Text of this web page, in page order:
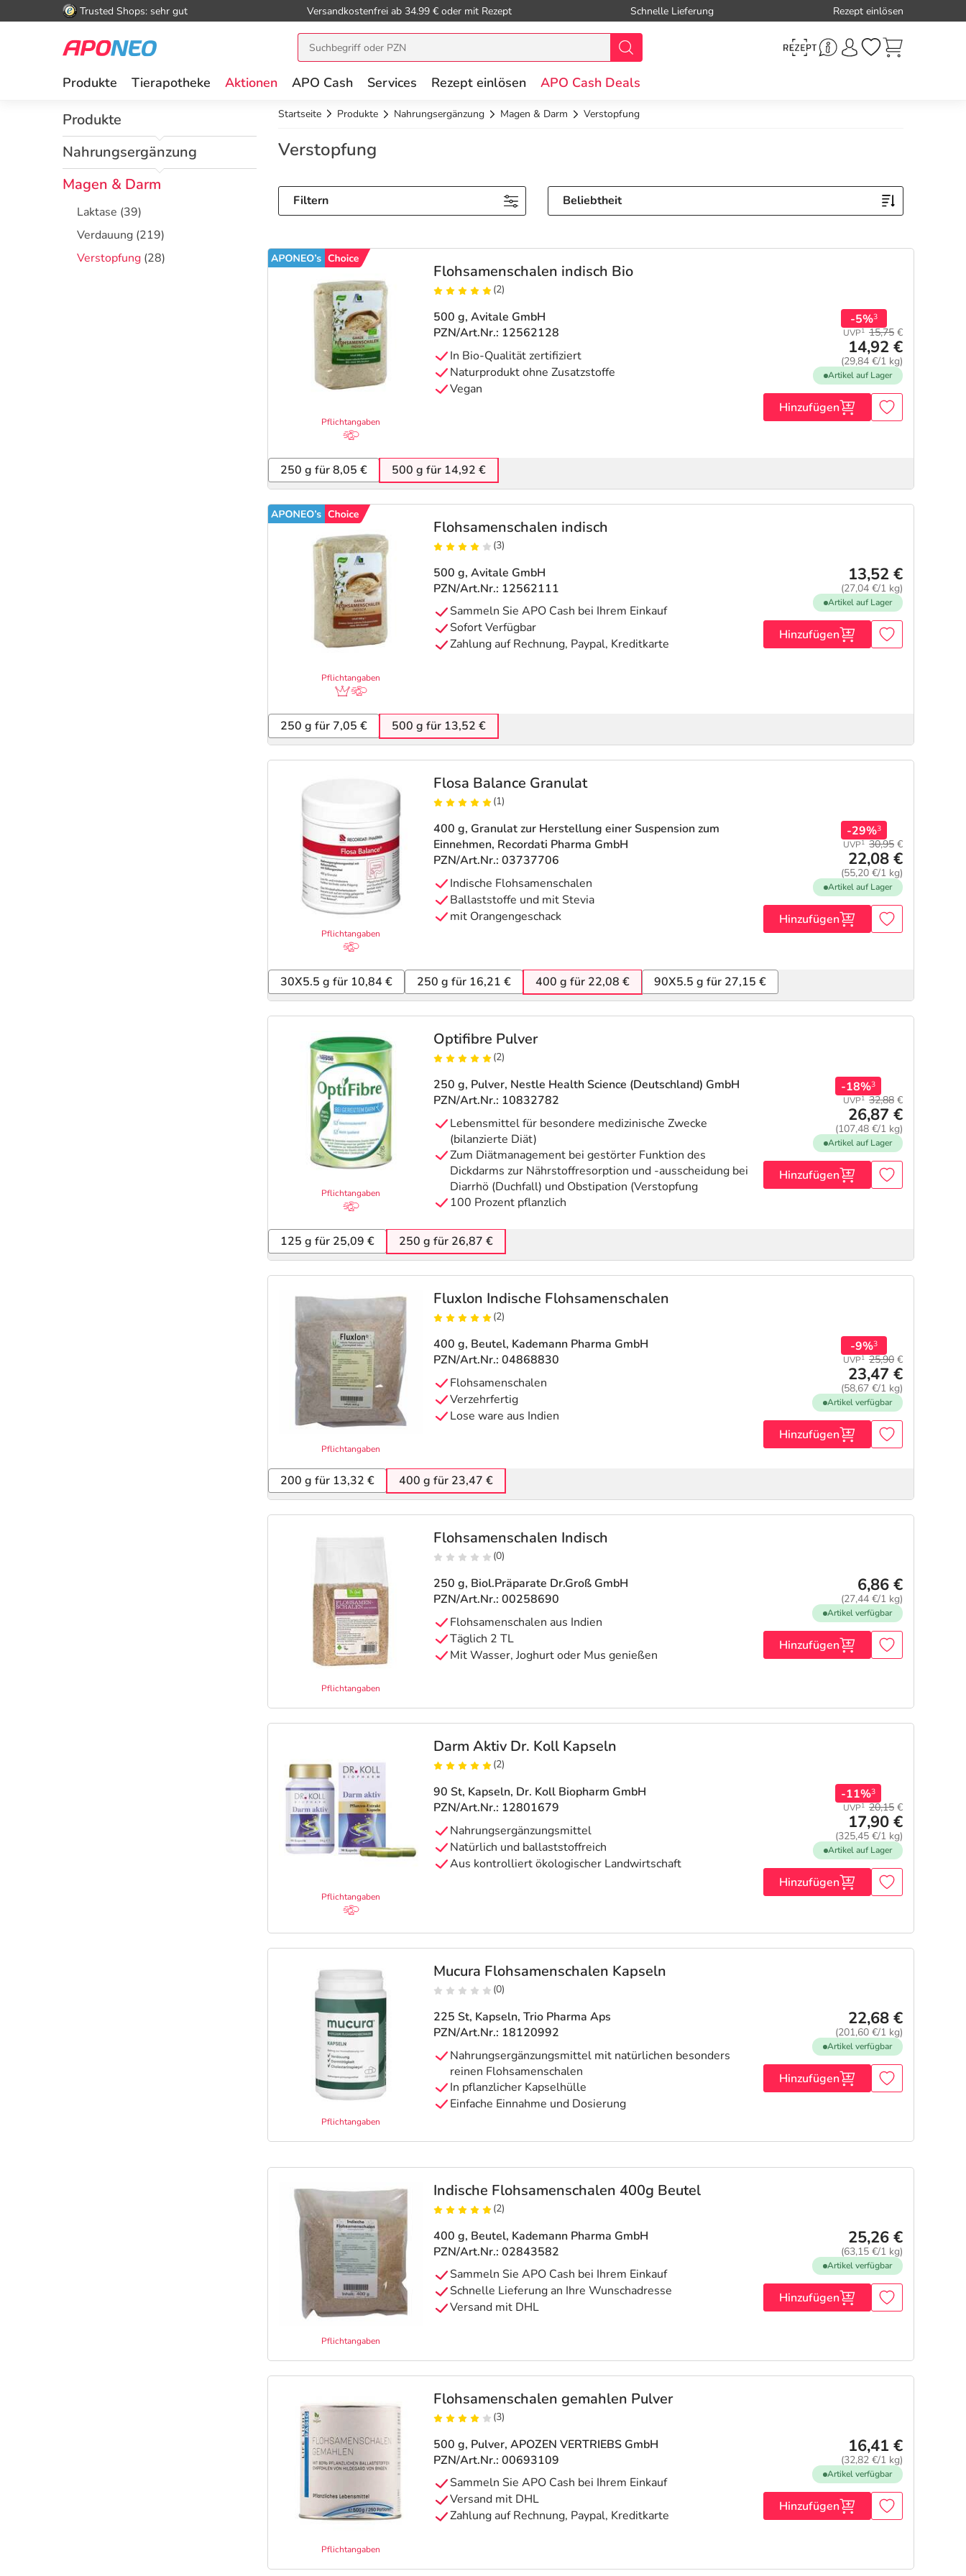
Trusted Shops: sehr gut Versandkostenfrei ab 34.99 € oder mit Rezept Schnelle Lieferung Rezept einlösen
Produkte Tierapotheke Aktionen APO Cash Services Rezept einlösen APO Cash Deals
Produkte
Nahrungsergänzung
Magen & Darm
Laktase (39)
Verdauung (219)
Verstopfung (28)
Startseite Produkte Nahrungsergänzung Magen & Darm Verstopfung
Verstopfung
Filtern Beliebtheit
Flohsamenschalen indisch Bio
(2)
Pflichtangaben
500 g, Avitale GmbH
PZN/Art.Nr.: 12562128
In Bio-Qualität zertifiziert
Naturprodukt ohne Zusatzstoffe
Vegan
UVP1 15,75 €
14,92 €
(29,84 €/1 kg)
-5%3
Artikel auf Lager
Hinzufügen
250 g für 8,05 € 500 g für 14,92 €
Flohsamenschalen indisch
(3)
Pflichtangaben
500 g, Avitale GmbH
PZN/Art.Nr.: 12562111
13,52 €
(27,04 €/1 kg)
Artikel auf Lager
Hinzufügen
250 g für 7,05 € 500 g für 13,52 €
Flosa Balance Granulat
(1)
Pflichtangaben
400 g, Granulat zur Herstellung einer Suspension zum
Einnehmen, Recordati Pharma GmbH
PZN/Art.Nr.: 03737706
Indische Flohsamenschalen
Ballaststoffe und mit Stevia
mit Orangengeschack
UVP1 30,95 €
22,08 €
(55,20 €/1 kg)
-29%3
Artikel auf Lager
Hinzufügen
30X5.5 g für 10,84 € 250 g für 16,21 € 400 g für 22,08 € 90X5.5 g für 27,15 €
Optifibre Pulver
(2)
Pflichtangaben
250 g, Pulver, Nestle Health Science (Deutschland) GmbH
PZN/Art.Nr.: 10832782
Lebensmittel für besondere medizinische Zwecke
(bilanzierte Diät)
Zum Diätmanagement bei gestörter Funktion des
Dickdarms zur Nährstoffresorption und -ausscheidung bei
Diarrhö (Duchfall) und Obstipation (Verstopfung
100 Prozent pflanzlich
UVP1 32,88 €
26,87 €
(107,48 €/1 kg)
-18%3
Artikel auf Lager
Hinzufügen
125 g für 25,09 € 250 g für 26,87 €
Fluxlon Indische Flohsamenschalen
(2)
Pflichtangaben
400 g, Beutel, Kademann Pharma GmbH
PZN/Art.Nr.: 04868830
Flohsamenschalen
Verzehrfertig
Lose ware aus Indien
UVP1 25,90 €
23,47 €
(58,67 €/1 kg)
-9%3
Artikel verfügbar
Hinzufügen
200 g für 13,32 € 400 g für 23,47 €
Flohsamenschalen Indisch
(0)
Pflichtangaben
250 g, Biol.Präparate Dr.Groß GmbH
PZN/Art.Nr.: 00258690
Flohsamenschalen aus Indien
Täglich 2 TL
Mit Wasser, Joghurt oder Mus genießen
6,86 €
(27,44 €/1 kg)
Artikel verfügbar
Hinzufügen
Darm Aktiv Dr. Koll Kapseln
(2)
Pflichtangaben
90 St, Kapseln, Dr. Koll Biopharm GmbH
PZN/Art.Nr.: 12801679
Nahrungsergänzungsmittel
Natürlich und ballaststoffreich
Aus kontrolliert ökologischer Landwirtschaft
UVP1 20,15 €
17,90 €
(325,45 €/1 kg)
-11%3
Artikel auf Lager
Hinzufügen
Mucura Flohsamenschalen Kapseln
(0)
Pflichtangaben
225 St, Kapseln, Trio Pharma Aps
PZN/Art.Nr.: 18120992
Nahrungsergänzungsmittel mit natürlichen besonders
reinen Flohsamenschalen
In pflanzlicher Kapselhülle
Einfache Einnahme und Dosierung
22,68 €
(201,60 €/1 kg)
Artikel verfügbar
Hinzufügen
Indische Flohsamenschalen 400g Beutel
(2)
Pflichtangaben
400 g, Beutel, Kademann Pharma GmbH
PZN/Art.Nr.: 02843582
25,26 €
(63,15 €/1 kg)
Artikel verfügbar
Hinzufügen
Flohsamenschalen gemahlen Pulver
(3)
Pflichtangaben
500 g, Pulver, APOZEN VERTRIEBS GmbH
PZN/Art.Nr.: 00693109
16,41 €
(32,82 €/1 kg)
Artikel verfügbar
Hinzufügen